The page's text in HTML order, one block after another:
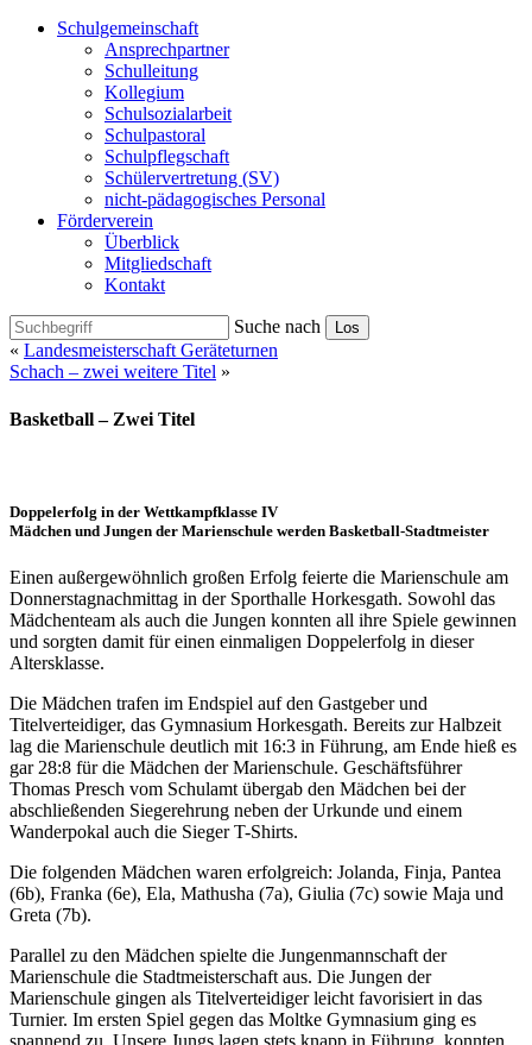
Schulgemeinschaft
Ansprechpartner
Schulleitung
Kollegium
Schulsozialarbeit
Schulpastoral
Schulpflegschaft
Schülervertretung (SV)
nicht-pädagogisches Personal
Förderverein
Überblick
Mitgliedschaft
Kontakt
Suche nach Los
« Landesmeisterschaft Geräteturnen
Schach – zwei weitere Titel »
Basketball – Zwei Titel
Doppelerfolg in der Wettkampfklasse IV
Mädchen und Jungen der Marienschule werden Basketball-Stadtmeister
Einen außergewöhnlich großen Erfolg feierte die Marienschule am
Donnerstagnachmittag in der Sporthalle Horkesgath. Sowohl das
Mädchenteam als auch die Jungen konnten all ihre Spiele gewinnen
und sorgten damit für einen einmaligen Doppelerfolg in dieser
Altersklasse.
Die Mädchen trafen im Endspiel auf den Gastgeber und
Titelverteidiger, das Gymnasium Horkesgath. Bereits zur Halbzeit
lag die Marienschule deutlich mit 16:3 in Führung, am Ende hieß es
gar 28:8 für die Mädchen der Marienschule. Geschäftsführer
Thomas Presch vom Schulamt übergab den Mädchen bei der
abschließenden Siegerehrung neben der Urkunde und einem
Wanderpokal auch die Sieger T-Shirts.
Die folgenden Mädchen waren erfolgreich: Jolanda, Finja, Pantea
(6b), Franka (6e), Ela, Mathusha (7a), Giulia (7c) sowie Maja und
Greta (7b).
Parallel zu den Mädchen spielte die Jungenmannschaft der
Marienschule die Stadtmeisterschaft aus. Die Jungen der
Marienschule gingen als Titelverteidiger leicht favorisiert in das
Turnier. Im ersten Spiel gegen das Moltke Gymnasium ging es